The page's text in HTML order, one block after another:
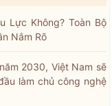
Lực Không? Toàn Bộ
Nắm Rõ
2030, Việt Nam sẽ
làm chủ công nghệ